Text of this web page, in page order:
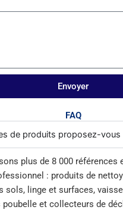
Envoyer
FAQ
de produits proposez-vous
plus de 8 000 références
: produits de
sols, linge et surfaces,
poubelle et collecteurs de